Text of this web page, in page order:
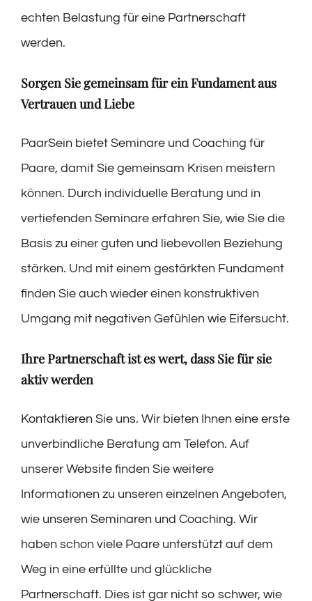
echten Belastung für eine Partnerschaft
werden.
Sorgen Sie gemeinsam für ein Fundament aus
Vertrauen und Liebe
PaarSein bietet Seminare und Coaching für
Paare, damit Sie gemeinsam Krisen meistern
können. Durch individuelle Beratung und in
vertiefenden Seminare erfahren Sie, wie Sie die
Basis zu einer guten und liebevollen Beziehung
stärken. Und mit einem gestärkten Fundament
finden Sie auch wieder einen konstruktiven
Umgang mit negativen Gefühlen wie Eifersucht.
Ihre Partnerschaft ist es wert, dass Sie für sie
aktiv werden
Kontaktieren Sie uns. Wir bieten Ihnen eine erste
unverbindliche Beratung am Telefon. Auf
unserer Website finden Sie weitere
Informationen zu unseren einzelnen Angeboten,
wie unseren Seminaren und Coaching. Wir
haben schon viele Paare unterstützt auf dem
Weg in eine erfüllte und glückliche
Partnerschaft. Dies ist gar nicht so schwer, wie